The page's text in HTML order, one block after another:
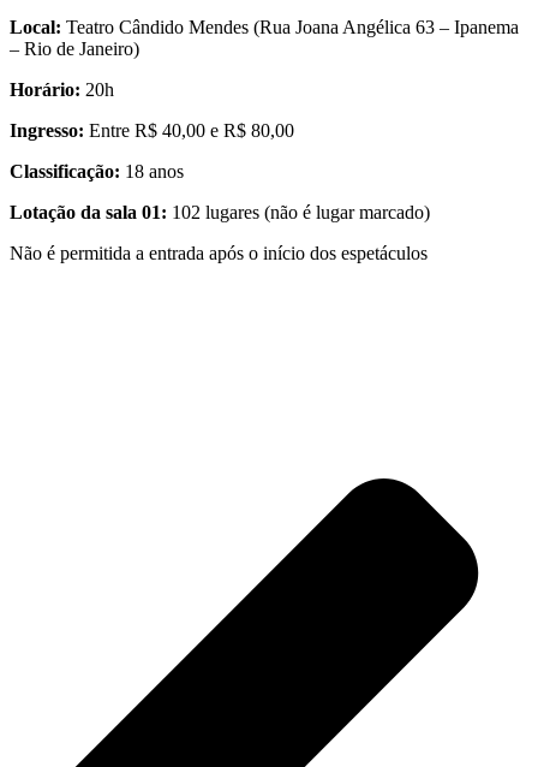
Local: Teatro Cândido Mendes (Rua Joana Angélica 63 – Ipanema
– Rio de Janeiro)
Horário: 20h
Ingresso: Entre R$ 40,00 e R$ 80,00
Classificação: 18 anos
Lotação da sala 01: 102 lugares (não é lugar marcado)
Não é permitida a entrada após o início dos espetáculos